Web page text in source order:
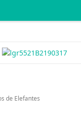
de Elefantes